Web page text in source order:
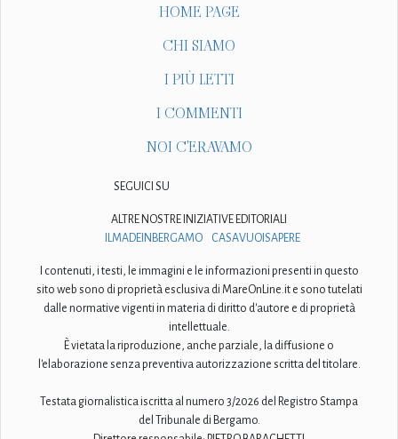
HOME PAGE
CHI SIAMO
I PIÙ LETTI
I COMMENTI
NOI C'ERAVAMO
SEGUICI SU
ALTRE NOSTRE INIZIATIVE EDITORIALI
ILMADEINBERGAMO
CASAVUOISAPERE
I contenuti, i testi, le immagini e le informazioni presenti in questo
sito web sono di proprietà esclusiva di MareOnLine.it e sono tutelati
dalle normative vigenti in materia di diritto d'autore e di proprietà
intellettuale.
È vietata la riproduzione, anche parziale, la diffusione o
l'elaborazione senza preventiva autorizzazione scritta del titolare.
Testata giornalistica iscritta al numero 3/2026 del Registro Stampa
del Tribunale di Bergamo.